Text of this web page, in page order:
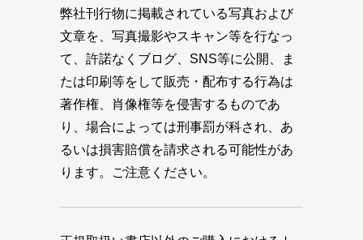
弊社刊行物に掲載されている写真および
文章を、写真撮影やスキャン等を行なっ
て、許諾なくブログ、SNS等に公開、ま
たは印刷等をして販売・配布する行為は
著作権、肖像権等を侵害するものであ
り、場合によっては刑事罰が科され、あ
るいは損害賠償を請求される可能性があ
ります。ご注意ください。